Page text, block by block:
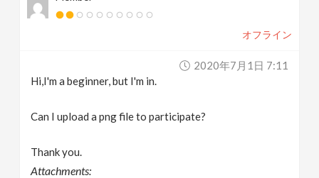
オフライン
2020年7月1日 7:11
Hi,I'm a beginner, but I'm in.
Can I upload a png file to participate?
Thank you.
Attachments: